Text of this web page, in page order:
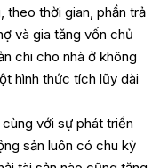
theo thời gian, phần trả
và gia tăng vốn chủ
chi cho nhà ở không
hình thức tích lũy dài
với sự phát triển
sản luôn có chu kỳ